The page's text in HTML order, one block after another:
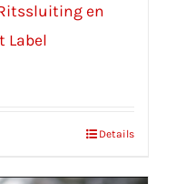
en
Label
Details